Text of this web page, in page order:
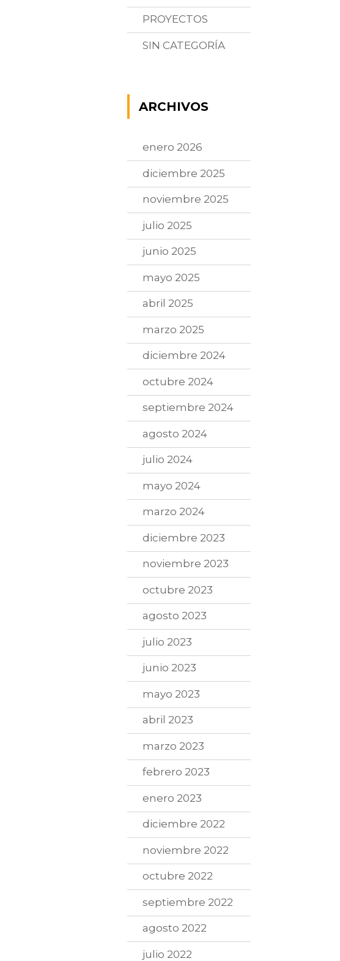
PROYECTOS
SIN CATEGORÍA
ARCHIVOS
enero 2026
diciembre 2025
noviembre 2025
julio 2025
junio 2025
mayo 2025
abril 2025
marzo 2025
diciembre 2024
octubre 2024
septiembre 2024
agosto 2024
julio 2024
mayo 2024
marzo 2024
diciembre 2023
noviembre 2023
octubre 2023
agosto 2023
julio 2023
junio 2023
mayo 2023
abril 2023
marzo 2023
febrero 2023
enero 2023
diciembre 2022
noviembre 2022
octubre 2022
septiembre 2022
agosto 2022
julio 2022